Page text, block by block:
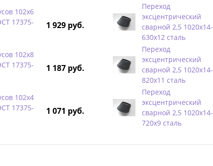
102х6
17375-
1 929 руб.
102х8
17375-
1 187 руб.
102х4
17375-
1 071 руб.
Переход
эксцентрический
сварной 2,5 1020х14-
630х12 сталь
Переход
эксцентрический
сварной 2,5 1020х14-
820х11 сталь
Переход
эксцентрический
сварной 2,5 1020х14-
720х9 сталь